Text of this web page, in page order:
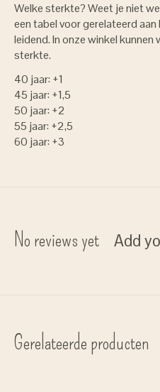
Welke sterkte? Weet je niet
een tabel voor gerelateerd
leidend. In onze winkel
sterkte.
40 jaar: +1
45 jaar: +1,5
50 jaar: +2
55 jaar: +2,5
60 jaar: +3
No reviews yet Add
Gerelateerde producten